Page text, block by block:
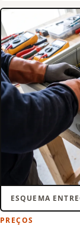
ESQUEMA
PREÇOS